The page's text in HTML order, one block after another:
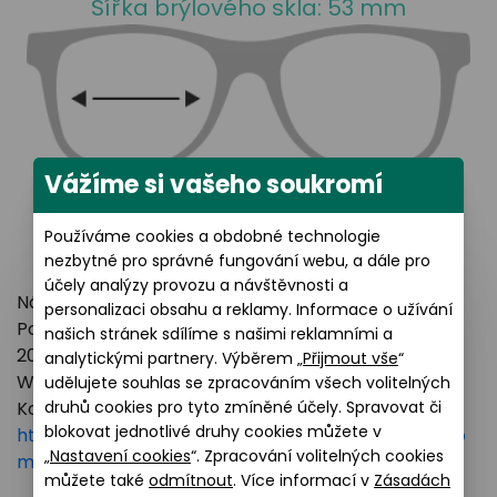
Šířka brýlového skla: 53 mm
Název výrobce: LUXOTTICA GROUP
Poštovní adresa: Piazzale Luigi Cadorna 3 Milano,
20123 Italy
Webové stránky:https://www.essilorluxottica.com
Kontakt:
https://www.essilorluxottica.com/en/brands/custo
mer-care
Vážíme si vašeho soukromí
Používáme cookies a obdobné technologie
nezbytné pro správné fungování webu, a dále pro
účely analýzy provozu a návštěvnosti a
personalizaci obsahu a reklamy. Informace o užívání
našich stránek sdílíme s našimi reklamními a
analytickými partnery. Výběrem „Přijmout vše“
udělujete souhlas se zpracováním všech volitelných
druhů cookies pro tyto zmíněné účely. Spravovat či
blokovat jednotlivé druhy cookies můžete v
„Nastavení cookies“. Zpracování volitelných cookies
můžete také odmítnout. Více informací v Zásadách